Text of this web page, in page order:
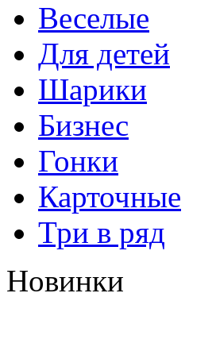
Веселые
Для детей
Шарики
Бизнес
Гонки
Карточные
Три в ряд
Новинки